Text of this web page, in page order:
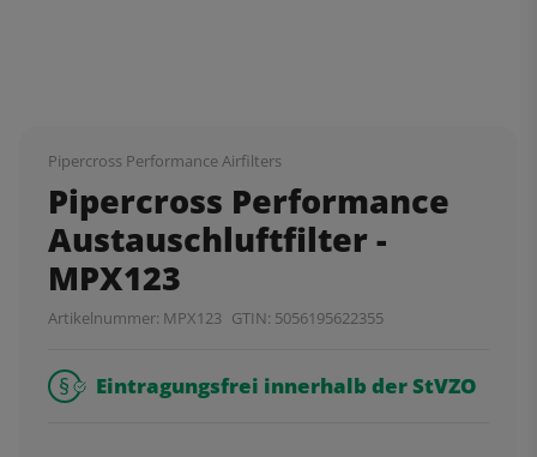
Pipercross Performance Airfilters
Pipercross Performance
Austauschluftfilter -
MPX123
Artikelnummer: MPX123 GTIN: 5056195622355
Eintragungsfrei innerhalb der StVZO